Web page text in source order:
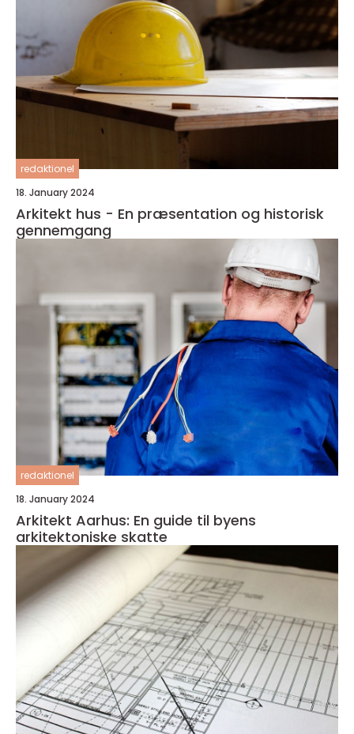
redaktionel
18. January 2024
Arkitekt hus - En præsentation og historisk
gennemgang
redaktionel
18. January 2024
Arkitekt Aarhus: En guide til byens
arkitektoniske skatte